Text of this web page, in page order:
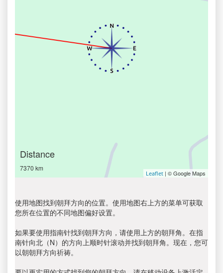
Distance
7370 km
Leaflet | © Google Maps
使用地图找到朝拜方向的位置。使用地图右上方的菜单可获取
您所在位置的不同地图偏好设置。
如果要使用指南针找到朝拜方向，请使用上方的朝拜角。在指
南针向北（N）的方向上顺时针滚动并找到朝拜角。现在，您可
以朝朝拜方向祈祷。